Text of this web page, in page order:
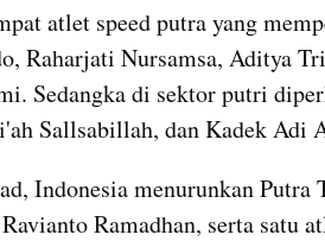
atlet speed putra yang
Raharjati Nursamsa, Aditya
Sedangka di sektor putri
Sallsabillah, dan Kadek Adi
Indonesia menurunkan Putra
Ramadhan, serta satu